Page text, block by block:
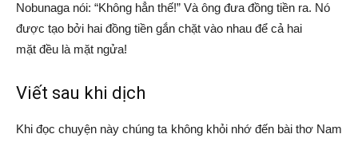
Nobunaga nói: “Không hẳn thế!” Và ông đưa đồng tiền ra. Nó
được tạo bởi hai đồng tiền gắn chặt vào nhau để cả hai
mặt đều là mặt ngửa!
Viết sau khi dịch
Khi đọc chuyện nàychúng ta không khỏi nhớ đến bài thơ Nam